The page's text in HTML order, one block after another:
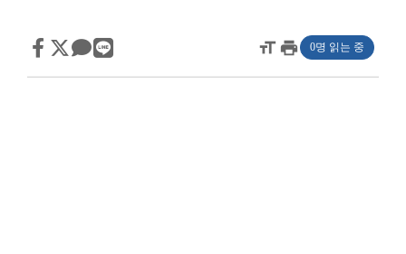
format_sizeprint 0명 읽는 중